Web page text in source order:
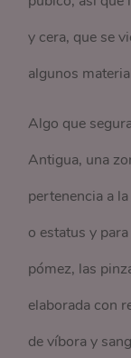
y cera, que se
algunos
Algo que
Antigua, una
pertenencia a
o estatus y
pómez, las
elaborada con
de víbora y